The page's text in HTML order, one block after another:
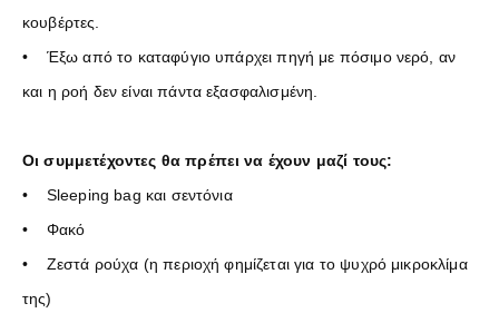
κουβέρτες.
• Έξω από το καταφύγιο υπάρχει πηγή με πόσιμο νερό, αν
και η ροή δεν είναι πάντα εξασφαλισμένη.
Οι συμμετέχοντες θα πρέπει να έχουν μαζί τους:
• Sleeping bag και σεντόνια
• Φακό
• Ζεστά ρούχα (η περιοχή φημίζεται για το ψυχρό μικροκλίμα
της)